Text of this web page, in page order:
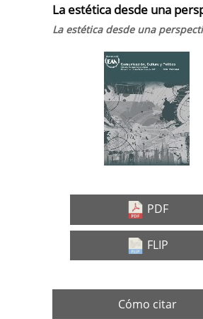
La estética desde una
La estética desde una
Barra
lateral
artículo
PDF
FLIP
Cómo citar